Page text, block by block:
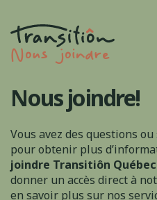
Nous joindre
Nous joindre!
Vous avez des questions
pour obtenir plus
joindre Transitiôn Québec
donner un accès direct à
en savoir plus sur nos